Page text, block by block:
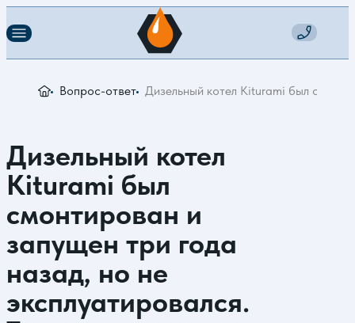
Вопрос-ответ Дизельный котел Kiturami был
Дизельный котел
Kiturami был
смонтирован и
запущен три года
назад, но не
эксплуатировался.